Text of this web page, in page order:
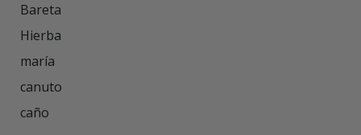
Bareta
Hierba
maría
canuto
caño